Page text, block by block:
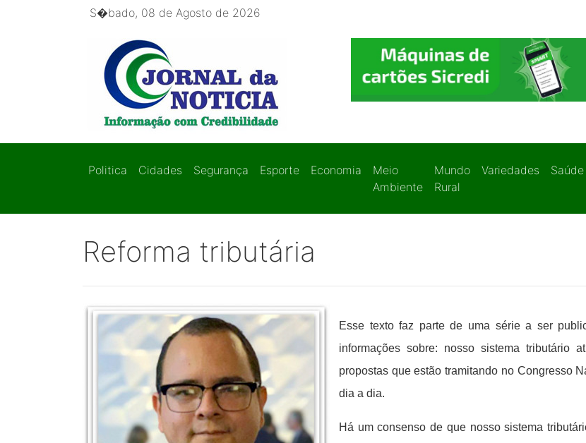
S�bado, 08 de Agosto de 2026
Politica Cidades Segurança Esporte Economia
Meio
Ambiente
Mundo
Rural
Variedades Saúde
Reforma tributária
Esse texto faz parte de uma série a ser
informações sobre: nosso sistema tributário
propostas que estão tramitando no Congresso
dia a dia.
Há um consenso de que nosso sistema